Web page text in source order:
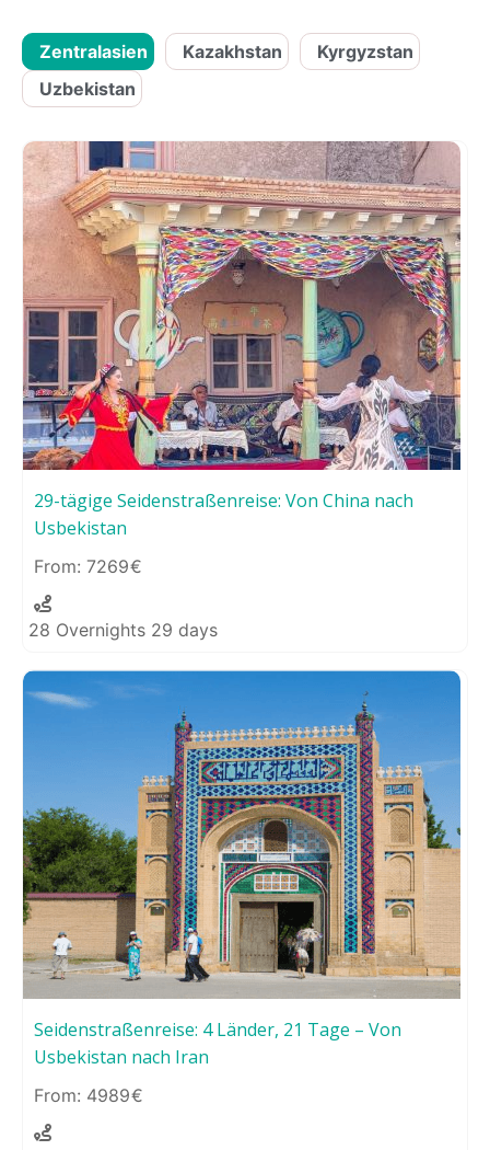
Zentralasien Kazakhstan
Kyrgyzstan
Uzbekistan
29-tägige Seidenstraßenreise: Von China nach
Usbekistan
7269
28 Overnights 29 days
Seidenstraßenreise: 4 Länder, 21 Tage – Von
Usbekistan nach Iran
4989